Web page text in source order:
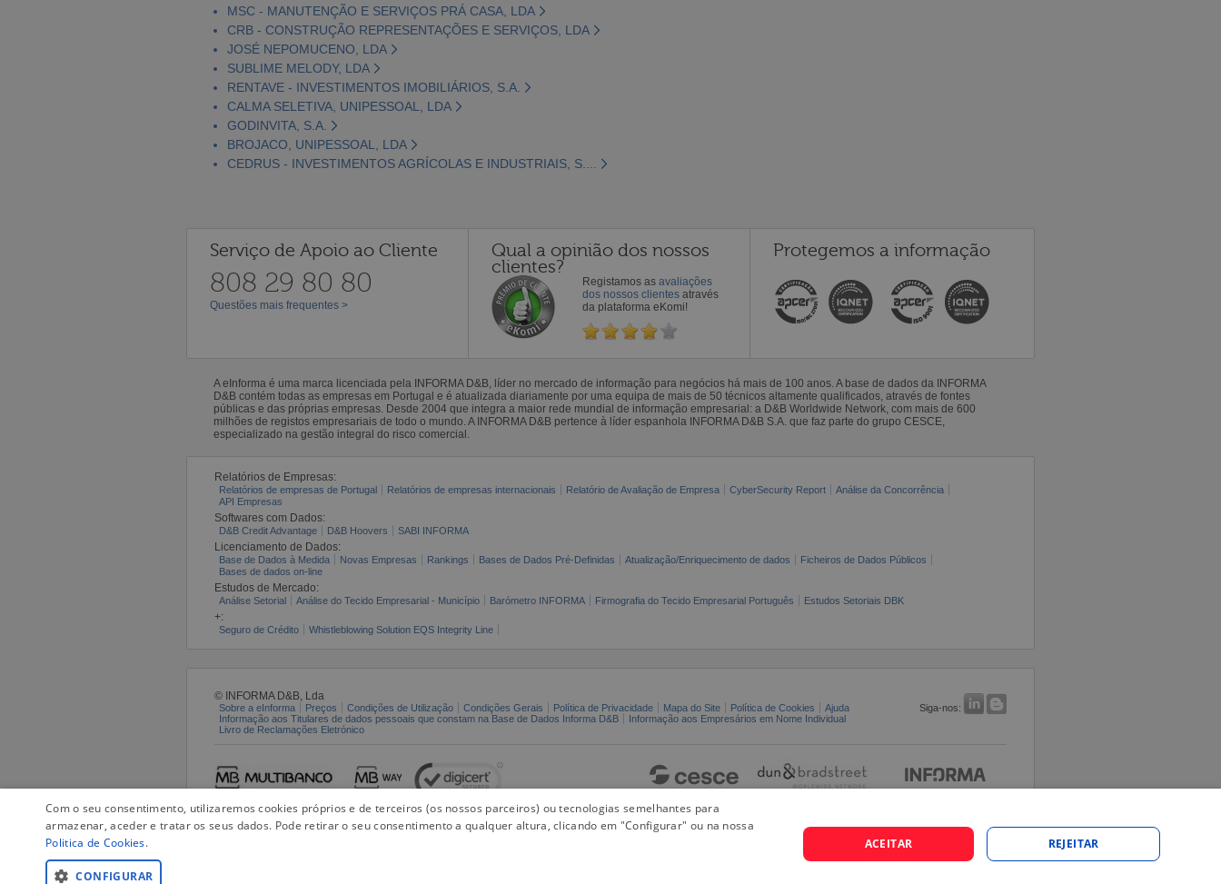
MSC - MANUTENÇÃO E SERVIÇOS PRÁ CASA, LDA
CRB - CONSTRUÇÃO REPRESENTAÇÕES E SERVIÇOS, LDA
JOSÉ NEPOMUCENO, LDA
SUBLIME MELODY, LDA
RENTAVE - INVESTIMENTOS IMOBILIÁRIOS, S.A.
CALMA SELETIVA, UNIPESSOAL, LDA
GODINVITA, S.A.
BROJACO, UNIPESSOAL, LDA
CEDRUS - INVESTIMENTOS AGRÍCOLAS E INDUSTRIAIS, S....
Serviço de Apoio ao Cliente
808 29 80 80
Questões mais frequentes >
Qual a opinião dos nossos
clientes?
Registamos as avaliações
dos nossos clientes através
da plataforma eKomi!
Protegemos a informação
A eInforma é uma marca licenciada pela INFORMA D&B, líder no mercado de informação para negócios há mais de 100 anos. A base de dados da INFORMA
D&B contém todas as empresas em Portugal e é atualizada diariamente por uma equipa de mais de 50 técnicos altamente qualificados, através de fontes
públicas e das próprias empresas. Desde 2004 que integra a maior rede mundial de informação empresarial: a D&B Worldwide Network, com mais de 600
milhões de registos empresariais de todo o mundo. A INFORMA D&B pertence à líder espanhola INFORMA D&B S.A. que faz parte do grupo CESCE,
especializado na gestão integral do risco comercial.
Relatórios de Empresas:
Relatórios de empresas de Portugal Relatórios de empresas internacionais Relatório de Avaliação de Empresa CyberSecurity Report
Análise da Concorrência
API Empresas
Softwares com Dados:
D&B Credit Advantage D&B Hoovers SABI INFORMA
Licenciamento de Dados:
Base de Dados à Medida Novas Empresas Rankings Bases de Dados Pré-Definidas Atualização/Enriquecimento de dados
Ficheiros de Dados Públicos
Bases de dados on-line
Estudos de Mercado:
Análise Setorial Análise do Tecido Empresarial - Município Barómetro INFORMA Firmografia do Tecido Empresarial Português Estudos Setoriais DBK
+:
Seguro de Crédito Whistleblowing Solution EQS Integrity Line
© INFORMA D&B, Lda
Sobre a eInforma Preços Condições de Utilização Condições Gerais Política de Privacidade Mapa do Site Política de Cookies Ajuda
Siga-nos:
Informação aos Titulares de dados pessoais que constam na Base de Dados Informa D&B
Informação aos Empresários em Nome Individual
Livro de Reclamações Eletrónico
Com o seu consentimento, utilizaremos cookies próprios e de terceiros (os nossos parceiros) ou tecnologias semelhantes para
armazenar, aceder e tratar os seus dados. Pode retirar o seu consentimento a qualquer altura, clicando em "Configurar" ou na nossa
Politica de Cookies.
CONFIGURAR
ACEITAR REJEITAR